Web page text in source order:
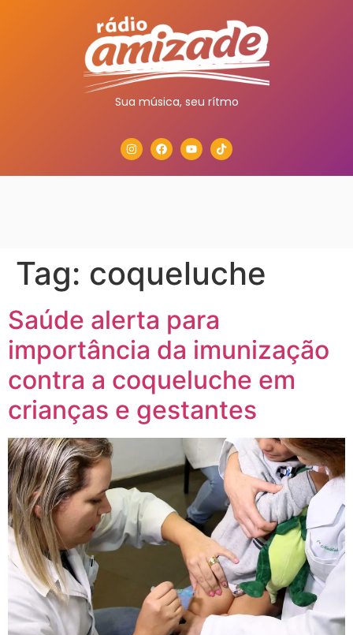
Sua música, seu rítmo
Tag: coqueluche
Saúde alerta para
importância da imunização
contra a coqueluche em
crianças e gestantes